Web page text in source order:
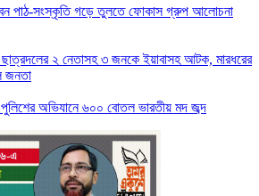
পাঠ-সংস্কৃতি গড়ে তুলতে ফোকাস গ্রুপ আলোচনা
ছাত্রদলের ২ নেতাসহ ৩ জনকে ইয়াবাসহ আটক, মারধরের
জনতা
পুলিশের অভিযানে ৬০০ বোতল ভারতীয় মদ জব্দ